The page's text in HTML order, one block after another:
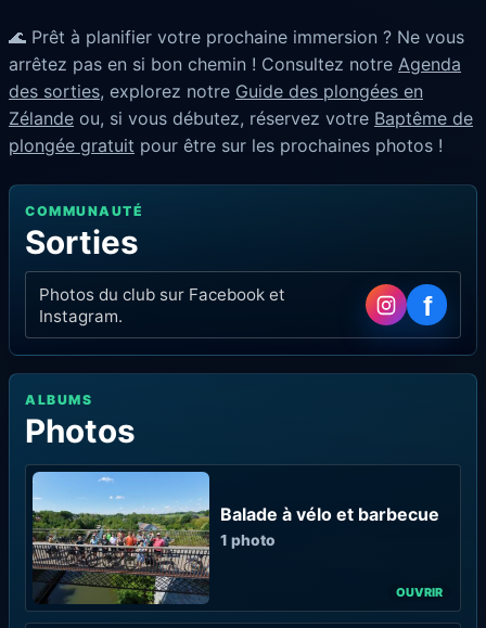
🌊 Prêt à planifier votre prochaine immersion ? Ne vous
arrêtez pas en si bon chemin ! Consultez notre Agenda
des sorties, explorez notre Guide des plongées en
Zélande ou, si vous débutez, réservez votre Baptême de
plongée gratuit pour être sur les prochaines photos !
COMMUNAUTÉ
Sorties
Photos du club sur Facebook et
Instagram.
f
ALBUMS
Photos
Balade à vélo et barbecue
1 photo